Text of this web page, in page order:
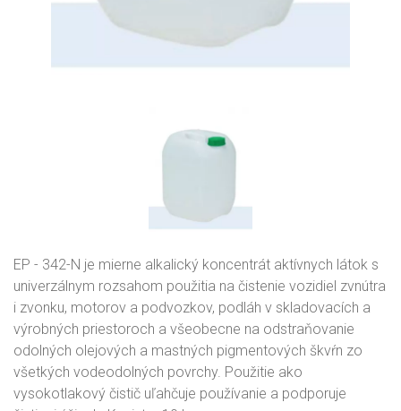
EP - 342-N je mierne alkalický koncentrát aktívnych látok s
univerzálnym rozsahom použitia na čistenie vozidiel zvnútra
i zvonku, motorov a podvozkov, podláh v skladovacích a
výrobných priestoroch a všeobecne na odstraňovanie
odolných olejových a mastných pigmentových škvŕn zo
všetkých vodeodolných povrchy. Použitie ako
vysokotlakový čistič uľahčuje používanie a podporuje